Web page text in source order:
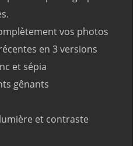
vos photos
en 3 versions
et sépia
gênants
et contraste